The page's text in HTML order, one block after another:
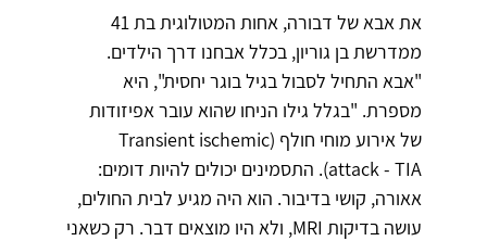
את אבא של דבורה, אחות המטולוגית בת 41
ממדרשת בן גוריון, בכלל אבחנו דרך הילדים.
"אבא התחיל לסבול בגיל בוגר יחסית", היא
מספרת. "בגלל גילו הניחו שהוא עובר אפיזודות
של אירוע מוחי חולף (Transient ischemic
attack - TIA). התסמינים יכולים להיות דומים:
אאורה, קושי בדיבור. הוא היה מגיע לבית החולים,
עושה בדיקות MRI, ולא היו מוצאים דבר. רק כשאני